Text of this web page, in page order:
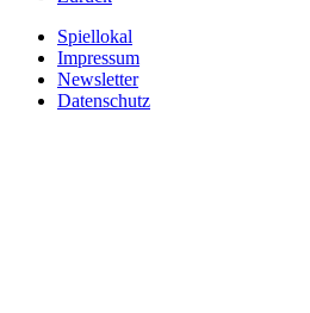
Spiellokal
Impressum
Newsletter
Datenschutz